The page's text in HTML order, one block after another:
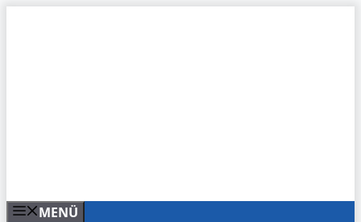
MENÜ